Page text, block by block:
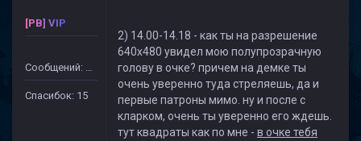
[PB] VIP
Сообщений: 115
Спасибок: 15
2) 14.00-14.18 - как ты на разрешение
640х480 увидел мою полупрозрачную
голову в очке? причем на демке ты
очень уверенно туда стреляешь, да и
первые патроны мимо. ну и после с
кларком, очень ты уверенно его ждешь.
тут квадраты как по мне - в очке тебя